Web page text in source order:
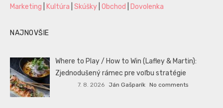
Marketing
Kultúra Skúšky Obchod Dovolenka
NAJNOVŠIE
Where to Play / How to Win (Lafley & Martin):
Zjednodušený rámec pre voľbu stratégie
7. 8. 2026 Ján Gašparík No comments